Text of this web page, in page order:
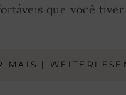
que você
MAIS |